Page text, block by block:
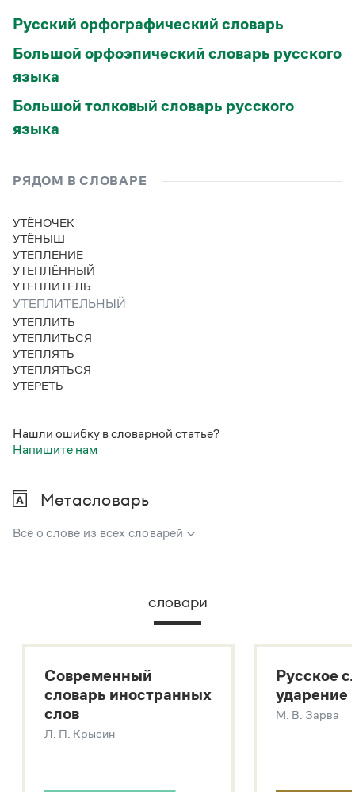
Монологи
Лекции и подкасты
Рекомендуем
Учебник Грамоты
Интерактивные упражнения: от простого к сложному
Издательство
Научпоп
Учебники и справочники
Все книги
Русский орфографический словарь
Большой орфоэпический словарь русского
языка
Большой толковый словарь русского
языка
РЯДОМ В СЛОВАРЕ
УТЁНОЧЕК
УТЁНЫШ
УТЕПЛЕНИЕ
УТЕПЛЁННЫЙ
УТЕПЛИТЕЛЬ
УТЕПЛИТЕЛЬНЫЙ
УТЕПЛИТЬ
УТЕПЛИТЬСЯ
УТЕПЛЯТЬ
УТЕПЛЯТЬСЯ
УТЕРЕТЬ
Нашли ошибку в словарной статье?
Напишите нам
Метасловарь
Всё о слове из всех словарей
В метасловаре Грамоты в удобном виде собрана вся
Русский орфографический словарь
Большой толковый словарь русских глаголов
Современный словарь иностранных слов
Звук – технология синтеза платформы
SaluteSpeech
словари
Современный
словарь иностранных
слов
Л. П. Крысин
Русское
ударение
М. В. Зарва